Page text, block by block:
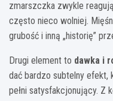
zmarszczka zwykle
często nieco wolniej.
grubość i inną „historię”
Drugi element to dawka i
dać bardzo subtelny
pełni satysfakcjonujący. Z